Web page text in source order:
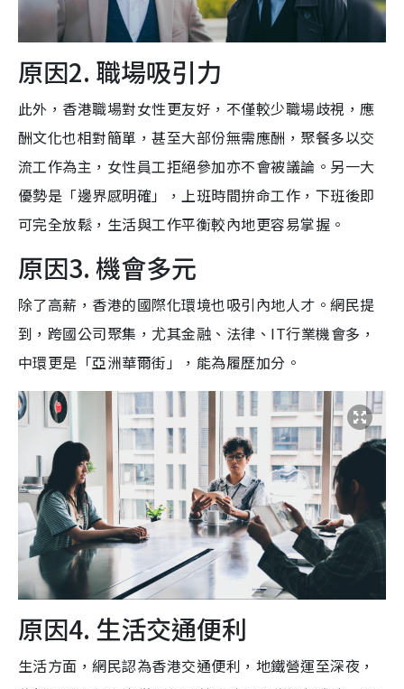
原因2. 職場吸引力
此外，香港職場對女性更友好，不僅較少職場歧視，應
酬文化也相對簡單，甚至大部份無需應酬，聚餐多以交
流工作為主，女性員工拒絕參加亦不會被議論。另一大
優勢是「邊界感明確」，上班時間拚命工作，下班後即
可完全放鬆，生活與工作平衡較內地更容易掌握。
原因3. 機會多元
除了高薪，香港的國際化環境也吸引內地人才。網民提
到，跨國公司聚集，尤其金融、法律、IT行業機會多，
中環更是「亞洲華爾街」，能為履歷加分。
原因4. 生活交通便利
生活方面，網民認為香港交通便利，地鐵營運至深夜，